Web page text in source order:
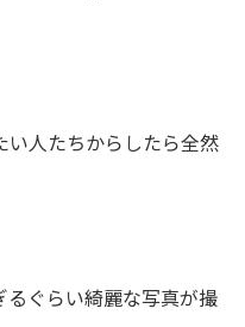
い人たちからしたら全然
るぐらい綺麗な写真が撮